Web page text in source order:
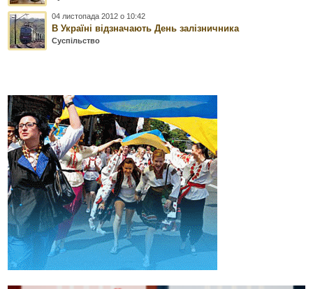
04 листопада 2012 о 10:42
В Україні відзначають День залізничника
Суспільство